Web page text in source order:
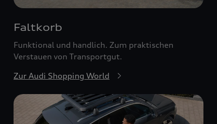
Faltkorb
Funktional und handlich. Zum praktischen
Verstauen von Transportgut.
Zur Audi Shopping World